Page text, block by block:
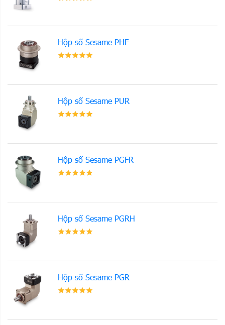
Hộp số Sesame PHF
Hộp số Sesame PUR
Hộp số Sesame PGFR
Hộp số Sesame PGRH
Hộp số Sesame PGR